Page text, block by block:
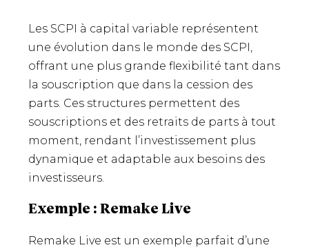
Les SCPI à capital variable représentent
une évolution dans le monde des SCPI,
offrant une plus grande flexibilité tant dans
la souscription que dans la cession des
parts. Ces structures permettent des
souscriptions et des retraits de parts à tout
moment, rendant l’investissement plus
dynamique et adaptable aux besoins des
investisseurs.
Exemple : Remake Live
Remake Live est un exemple parfait d’une